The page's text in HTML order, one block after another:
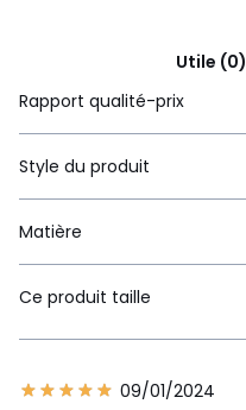
Utile (0)
Rapport qualité-prix
Style du produit
Matière
Ce produit taille
09/01/2024